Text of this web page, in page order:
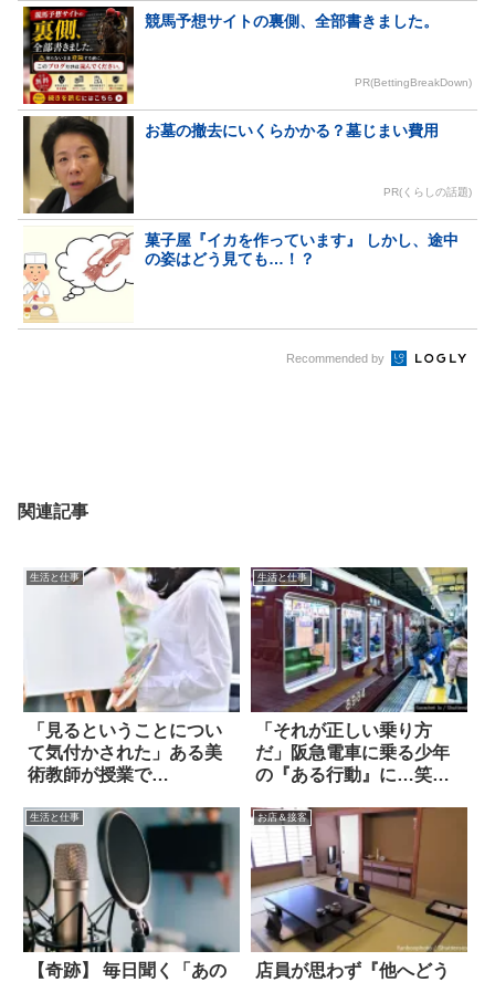
競馬予想サイトの裏側、全部書きました。
PR(BettingBreakDown)
お墓の撤去にいくらかかる？墓じまい費用
PR(くらしの話題)
菓子屋『イカを作っています』 しかし、途中
の姿はどう見ても…！？
Recommended by
関連記事
生活と仕事
「見るということについ
て気付かされた」ある美
術教師が授業で…
生活と仕事
「それが正しい乗り方
だ」阪急電車に乗る少年
の『ある行動』に…笑っ
生活と仕事
【奇跡】 毎日聞く「あの
お店＆接客
店員が思わず『他へどう